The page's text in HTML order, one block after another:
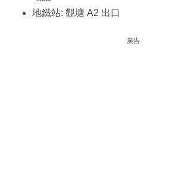
地鐵站: 觀塘 A2 出口
廣告